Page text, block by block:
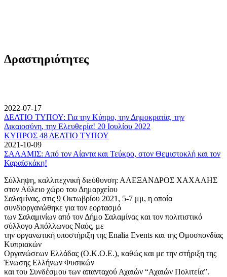
Δραστηριότητες
2022-07-17
ΔΕΛΤΙΟ ΤΥΠΟΥ: Για την Κύπρο, την Δημοκρατία, την
Δικαιοσύνη, την Ελευθερία! 20 Ιουλίου 2022
ΚΥΠΡΟΣ 48 ΔΕΛΤΙΟ ΤΥΠΟΥ
2021-10-09
ΣΑΛΑΜΙΣ: Από τον Αίαντα και Τεύκρο, στον Θεμιστοκλή και τον
Καραϊσκάκη!
Σύλληψη, καλλιτεχνική διεύθυνση: ΑΛΕΞΑΝΔΡΟΣ ΧΑΧΑΛΗΣ
στον Αύλειο χώρο του Δημαρχείου
Σαλαμίνας, στις 9 Οκτωβρίου 2021, 5-7 μμ, η οποία
συνδιοργανώθηκε για τον εορτασμό
των Σαλαμινίων από τον Δήμο Σαλαμίνας και τον πολιτιστικό
σύλλογο Απόλλωνος Ναός, με
την οργανωτική υποστήριξη της Enalia Events και της Ομοσπονδίας
Κυπριακών
Οργανώσεων Ελλάδας (Ο.Κ.Ο.Ε.), καθώς και με την στήριξη της
Ένωσης Ελλήνων Φυσικών
και του Συνδέσμου των απανταχού Αχαιών “Αχαιών Πολιτεία”.